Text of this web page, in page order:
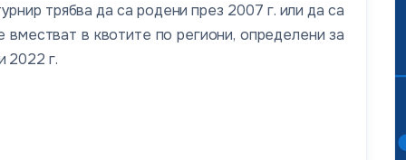
трябва да са родени през 2007 г. или да са
в квотите по региони, определени за
2022 г.